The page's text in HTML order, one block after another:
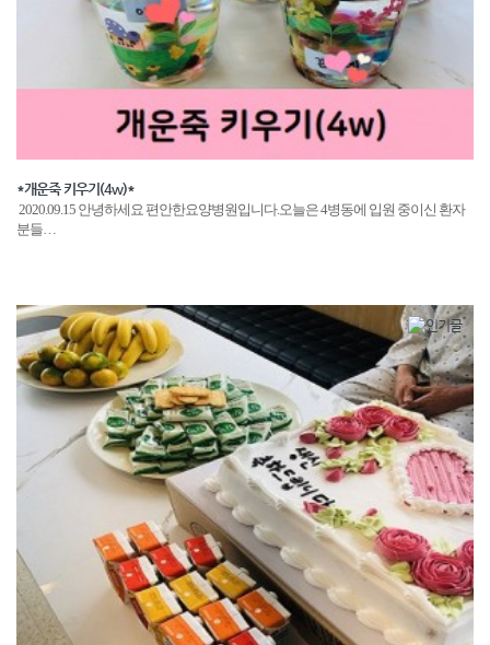
*개운죽 키우기(4w)*
​2020.09.15 안녕하세요 편안한요양병원입니다.오늘은 4병동에 입원 중이신 환자
분들…